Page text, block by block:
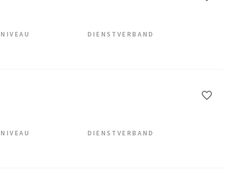
DIENSTVERBAND
DIENSTVERBAND